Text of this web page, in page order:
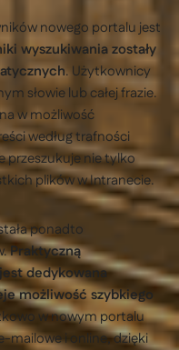
nowego portalu jest
wyszukiwania zostały
. Użytkownicy
słowie lub całej frazie.
w możliwość
według trafności
przeszukuje nie tylko
plików w Intranecie.
ponadto
Praktyczną
dedykowana
możliwość szybkiego
w nowym portalu
mailowe i online, dzięki